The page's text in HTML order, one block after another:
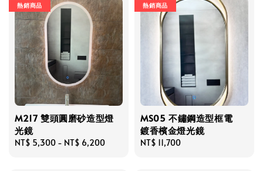
熱銷商品
M217 雙頭圓磨砂造型燈
光鏡
Regular
NT$ 5,300 - NT$ 6,200
熱銷商品
MS05 不鏽鋼造型框電
鍍香檳金燈光鏡
Regular
NT$ 11,700